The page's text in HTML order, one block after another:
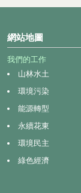
網站地圖
我們的工作
山林水土
環境污染
能源轉型
永續花東
環境民主
綠色經濟